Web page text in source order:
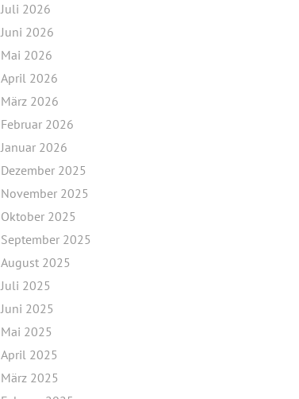
Juli 2026
Juni 2026
Mai 2026
April 2026
März 2026
Februar 2026
Januar 2026
Dezember 2025
November 2025
Oktober 2025
September 2025
August 2025
Juli 2025
Juni 2025
Mai 2025
April 2025
März 2025